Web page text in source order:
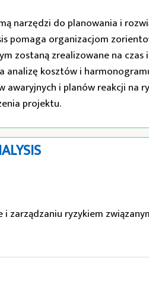
narzędzi do planowania i
pomaga organizacjom
zostaną zrealizowane na czas
analizę kosztów i
i planów reakcji na
projektu.
zarządzaniu ryzykiem